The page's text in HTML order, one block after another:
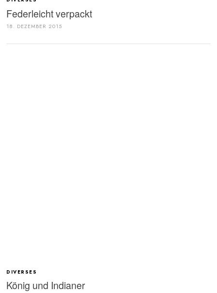
Federleicht verpackt
18. DEZEMBER 2015
DIVERSES
König und Indianer